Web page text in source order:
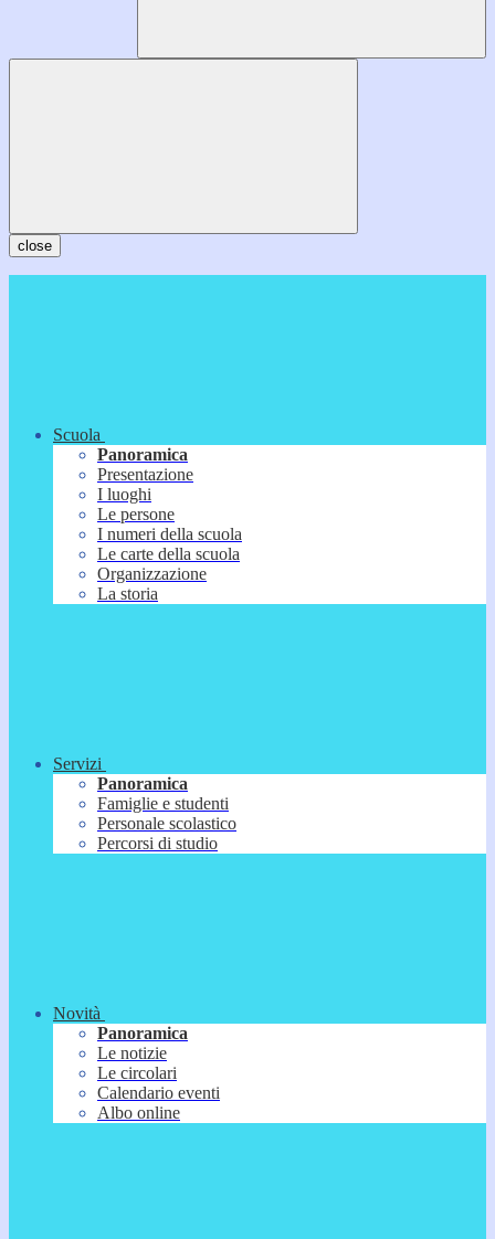
close
Scuola
Panoramica
Presentazione
I luoghi
Le persone
I numeri della scuola
Le carte della scuola
Organizzazione
La storia
Servizi
Panoramica
Famiglie e studenti
Personale scolastico
Percorsi di studio
Novità
Panoramica
Le notizie
Le circolari
Calendario eventi
Albo online